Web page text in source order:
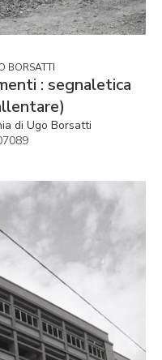
BORSATTI
: segnaletica
di Ugo Borsatti